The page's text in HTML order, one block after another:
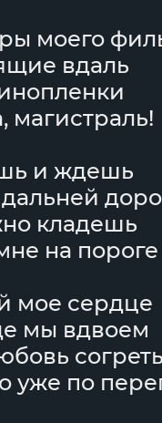
моего
вдаль
магистраль!
и ждешь
кладешь
на пороге
мое сердце
мы вдвоем
уже по